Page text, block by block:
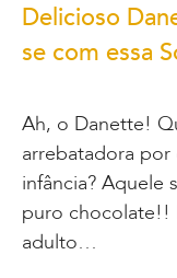
Delicioso
se com essa
Ah, o Danette!
arrebatadora por
infância? Aquele
puro chocolate!!
adulto…